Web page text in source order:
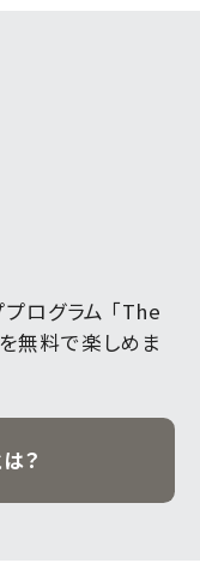
ログラム 「The
無料で楽しめま
？